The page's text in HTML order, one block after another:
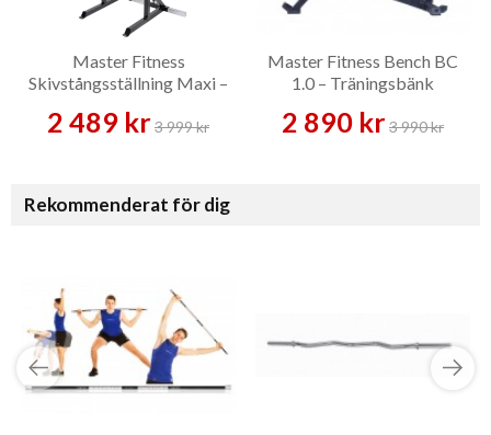
Master Fitness
Skivstångsställning Maxi –
2 489 kr3 999 kr
Master Fitness Bench BC
1.0 – Träningsbänk
2 890 kr3 990 kr
Rekommenderat för dig